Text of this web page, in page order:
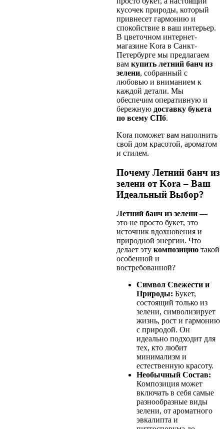
кусочек природы, который
привнесет гармонию и
спокойствие в ваш интерьер.
В цветочном интернет-
магазине Kora в Санкт-
Петербурге мы предлагаем
вам купить летний банч из
зелени, собранный с
любовью и вниманием к
каждой детали. Мы
обеспечим оперативную и
бережную доставку букета
по всему СПб.
Kora поможет вам наполнить
свой дом красотой, ароматом
и стилем.
Почему Летний банч из
зелени от Kora – Ваш
Идеальный Выбор?
Летний банч из зелени—
это не просто букет, это
источник вдохновения и
природной энергии. Что
делает эту композициютакой
особенной и
востребованной?
Символ Свежести и
Природы: Букет,
состоящий только из
зелени, символизирует
жизнь, рост и гармонию
с природой. Он
идеально подходит для
тех, кто любит
минимализм и
естественную красоту.
Необычный Состав:
Композиция может
включать в себя самые
разнообразные виды
зелени, от ароматного
эвкалипта и